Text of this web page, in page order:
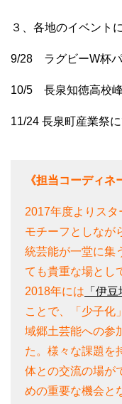
３、各地のイベント
9/28 ラグビーW杯パ
10/5 長泉知徳高校
11/24 長泉町産業祭
《担当コーディネ
2017年度よりス
モチーフとしなが
統芸能が一堂に集
ても貴重な場とし
2018年には 「伊
ことで、「少子化
域郷土芸能への参
た。様々な課題を
体との交流の場が
めの重要な機会と